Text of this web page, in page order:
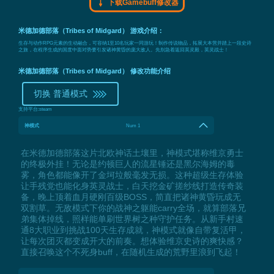
下载Gamebuff修改器
米德加德部落（Tribes of Midgard） 游戏介绍：
生存与动作RPG元素的生动融合，可容纳1至10名玩家一同游玩！制作传说物品，拓展大本营并踏上一段史诗
之旅，在程序生成的国度中面对势要引发诸神黄昏的庞大敌人。先别急着返回英灵殿，英灵战士！
米德加德部落（Tribes of Midgard） 修改功能介绍
切换 普通模式
支持平台:steam
神模式 Num 1
在米德加德部落这片北欧神话土壤里，神模式堪称维京勇士
的终极外挂！无论是约顿巨人的流星锤还是黑尔海姆的毒
雾，角色都能像开了金坷垃般毫发无损。这种超级生存体验
让手残党也能化身英灵战士，白天挖金矿搓纱线打造传奇装
备，晚上顶着血月硬刚百级BOSS，简直把诸神黄昏玩成无
双割草。无敌模式下你的战神之躯能carry全场，就算部落兄
弟集体掉线，照样能单刷世界树之种守护任务。从新手村速
通8大职业到挑战100天生存成就，神模式就像自带复活甲，
让每次团灭都变成开大的前奏。想体验维京史诗的爽快感？
直接召唤这个不死身buff，在随机生成的荒野里浪到飞起！